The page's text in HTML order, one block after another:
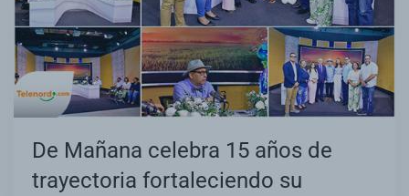
De Mañana celebra 15 años de
trayectoria fortaleciendo su